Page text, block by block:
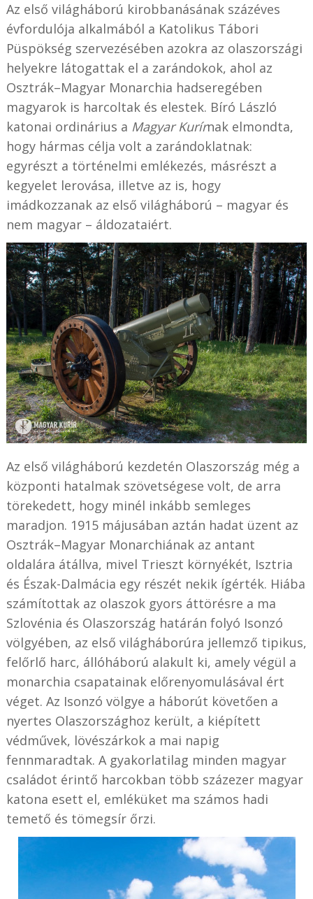
Az első világháború kirobbanásának százéves
évfordulója alkalmából a Katolikus Tábori
Püspökség szervezésében azokra az olaszországi
helyekre látogattak el a zarándokok, ahol az
Osztrák–Magyar Monarchia hadseregében
magyarok is harcoltak és elestek. Bíró László
katonai ordinárius a Magyar Kurírnak elmondta,
hogy hármas célja volt a zarándoklatnak:
egyrészt a történelmi emlékezés, másrészt a
kegyelet lerovása, illetve az is, hogy
imádkozzanak az első világháború – magyar és
nem magyar – áldozataiért.
Az első világháború kezdetén Olaszország még a
központi hatalmak szövetségese volt, de arra
törekedett, hogy minél inkább semleges
maradjon. 1915 májusában aztán hadat üzent az
Osztrák–Magyar Monarchiának az antant
oldalára átállva, mivel Trieszt környékét, Isztria
és Észak-Dalmácia egy részét nekik ígérték. Hiába
számítottak az olaszok gyors áttörésre a ma
Szlovénia és Olaszország határán folyó Isonzó
völgyében, az első világháborúra jellemző tipikus,
felőrlő harc, állóháború alakult ki, amely végül a
monarchia csapatainak előrenyomulásával ért
véget. Az Isonzó völgye a háborút követően a
nyertes Olaszországhoz került, a kiépített
védművek, lövészárkok a mai napig
fennmaradtak. A gyakorlatilag minden magyar
családot érintő harcokban több százezer magyar
katona esett el, emléküket ma számos hadi
temető és tömegsír őrzi.